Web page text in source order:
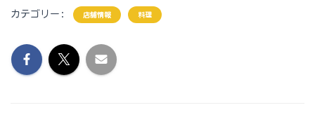
カテゴリー: 店舗情報 料理